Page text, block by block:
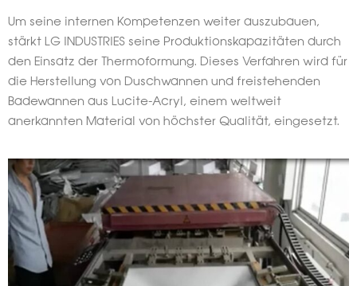
Um seine internen Kompetenzen weiter auszubauen,
stärkt LG INDUSTRIES seine Produktionskapazitäten durch
den Einsatz der Thermoformung. Dieses Verfahren wird für
die Herstellung von Duschwannen und freistehenden
Badewannen aus Lucite-Acryl, einem weltweit
anerkannten Material von höchster Qualität, eingesetzt.